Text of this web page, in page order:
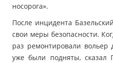
носорога».
После инцидента
свои меры безопасности.
раз ремонтировали вольер
уже были подняты, сказал